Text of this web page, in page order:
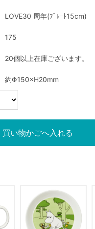
LOVE30 周年(ﾌﾟﾚｰﾄ15cm)
175
20個以上在庫ございます。
約Φ150×H20mm